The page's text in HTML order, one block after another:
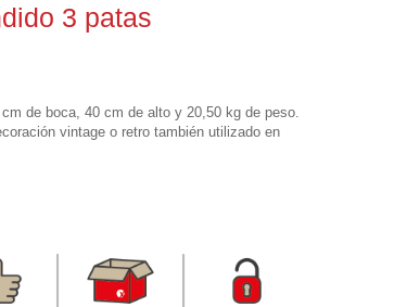
3 patas
de boca, 40 cm de alto y 20,50 kg de peso.
vintage o retro también utilizado en